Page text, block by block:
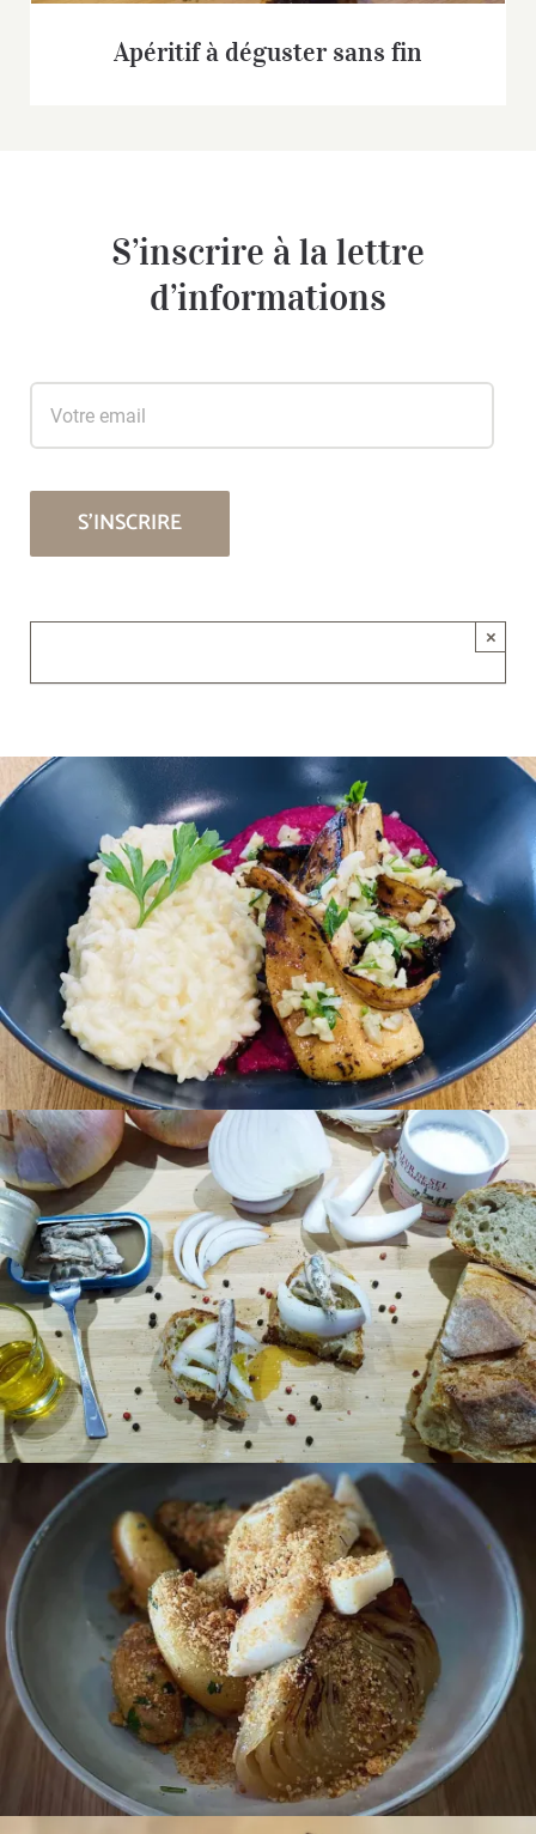
Apéritif à déguster sans fin
S’inscrire à la lettre
d’informations
×
Seiche en persillade Risotto d’Oignons doux
Idée tapas
Lamelles de seiches grillées, oignon doux